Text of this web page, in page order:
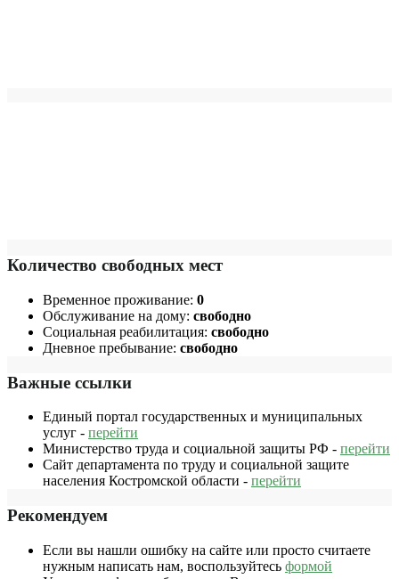
Количество свободных мест
Временное проживание: 0
Обслуживание на дому: свободно
Социальная реабилитация: свободно
Дневное пребывание: свободно
Важные ссылки
Единый портал государственных и муниципальных
услуг - перейти
Министерство труда и социальной защиты РФ - перейти
Сайт департамента по труду и социальной защите
населения Костромской области - перейти
Рекомендуем
Если вы нашли ошибку на сайте или просто считаете
нужным написать нам, воспользуйтесь формой